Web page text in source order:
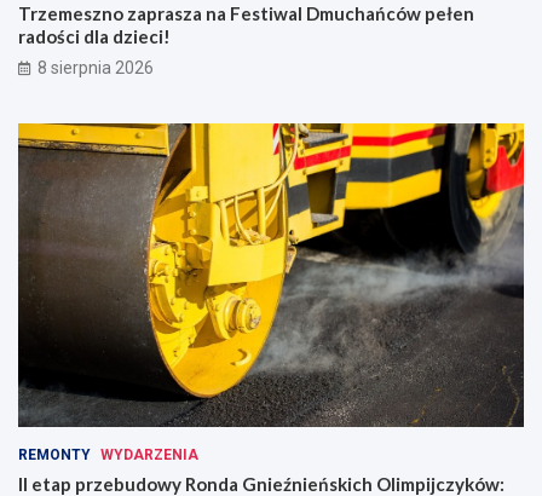
Trzemeszno zaprasza na Festiwal Dmuchańców pełen
radości dla dzieci!
8 sierpnia 2026
REMONTY WYDARZENIA
II etap przebudowy Ronda Gnieźnieńskich Olimpijczyków: